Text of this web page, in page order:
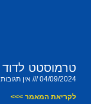
טרמוסטט לדוד
04/09/2024 אין תגובות
לקריאת המאמר >>>